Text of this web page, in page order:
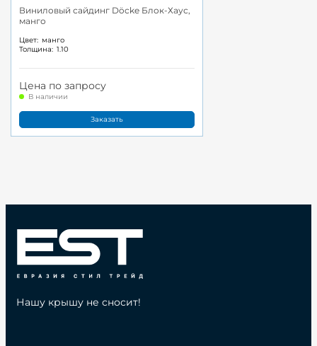
Виниловый сайдинг Döcke Блок-Хаус,
манго
Цвет: манго
Толщина: 1.10
Цена по запросу
В наличии
Заказать
Нашу крышу не сносит!